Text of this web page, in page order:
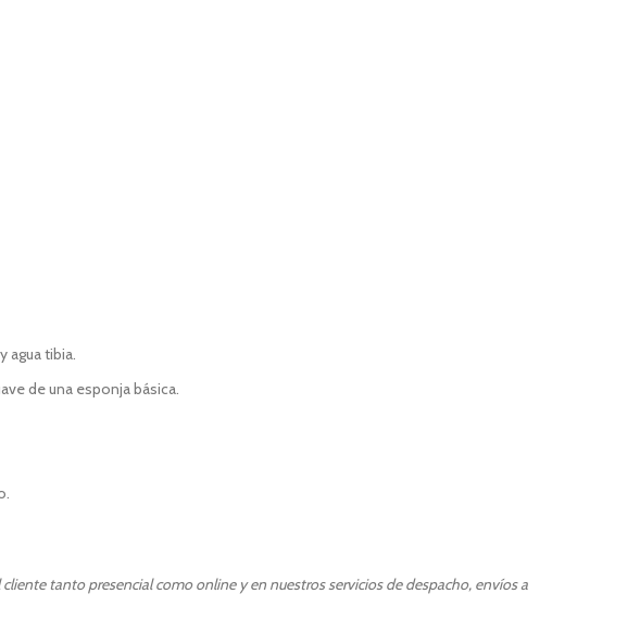
agua tibia.
de una esponja básica.
tanto presencial como online y en nuestros servicios de despacho, envíos a